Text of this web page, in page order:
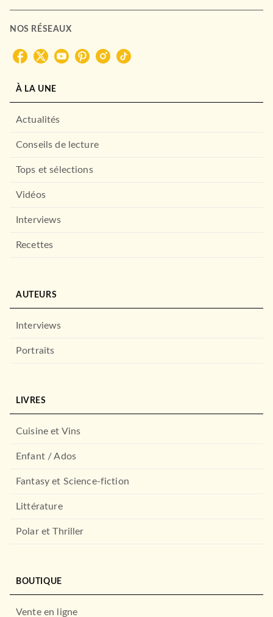
NOS RÉSEAUX
À LA UNE
Actualités
Conseils de lecture
Tops et sélections
Vidéos
Interviews
Recettes
AUTEURS
Interviews
Portraits
LIVRES
Cuisine et Vins
Enfant / Ados
Fantasy et Science-fiction
Littérature
Polar et Thriller
BOUTIQUE
Vente en ligne